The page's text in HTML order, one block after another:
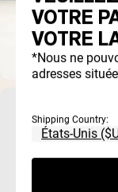
réellement
En résumé :
VOTRE
VOTRE
*Nous ne
adresses
Shipping Country: